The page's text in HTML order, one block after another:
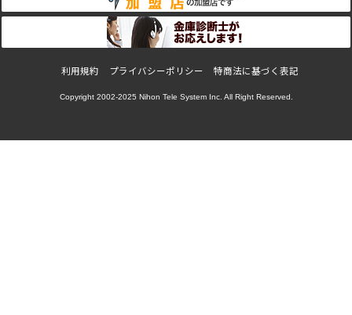
利用規約 プライバシーポリシー 特商法に基づく表記
Copyright 2002-2025 Nihon Tele System Inc. All Right Reserved.